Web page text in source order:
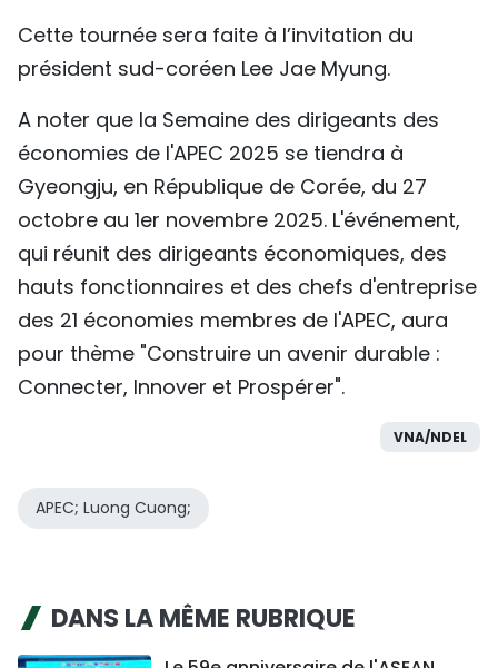
Cette tournée sera faite à l’invitation du
président sud-coréen Lee Jae Myung.
A noter que la Semaine des dirigeants des
économies de l'APEC 2025 se tiendra à
Gyeongju, en République de Corée, du 27
octobre au 1er novembre 2025. L'événement,
qui réunit des dirigeants économiques, des
hauts fonctionnaires et des chefs d'entreprise
des 21 économies membres de l'APEC, aura
pour thème "Construire un avenir durable :
Connecter, Innover et Prospérer".
VNA/NDEL
APEC; Luong Cuong;
DANS LA MÊME RUBRIQUE